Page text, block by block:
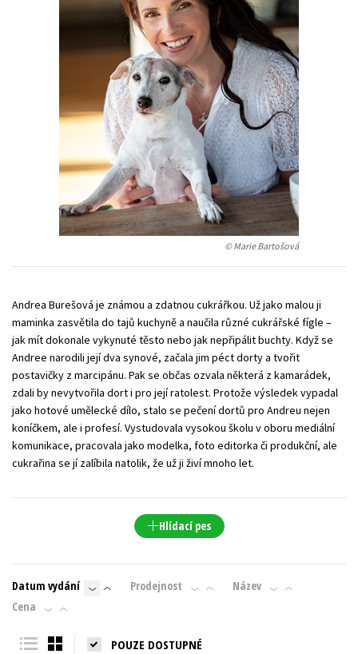
Zahraniční literatura Zdraví a životní styl
Všechny tituly
© Marie Bartošová
Andrea Burešová je známou a zdatnou cukrářkou. Už jako malou ji
maminka zasvětila do tajů kuchyně a naučila různé cukrářské fígle –
jak mít dokonale vykynuté těsto nebo jak nepřipálit buchty. Když se
Andree narodili její dva synové, začala jim péct dorty a tvořit
postavičky z marcipánu. Pak se občas ozvala některá z kamarádek,
zdali by nevytvořila dort i pro její ratolest. Protože výsledek vypadal
jako hotové umělecké dílo, stalo se pečení dortů pro Andreu nejen
koníčkem, ale i profesí. Vystudovala vysokou školu v oboru mediální
komunikace, pracovala jako modelka, foto editorka či produkční, ale
cukrařina se jí zalíbila natolik, že už ji živí mnoho let.
Hlídací pes
Datum vydání Prodejnost
Název
Cena
POUZE DOSTUPNÉ